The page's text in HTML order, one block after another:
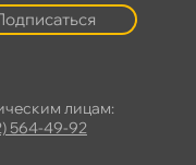
лицам:
564-49-92